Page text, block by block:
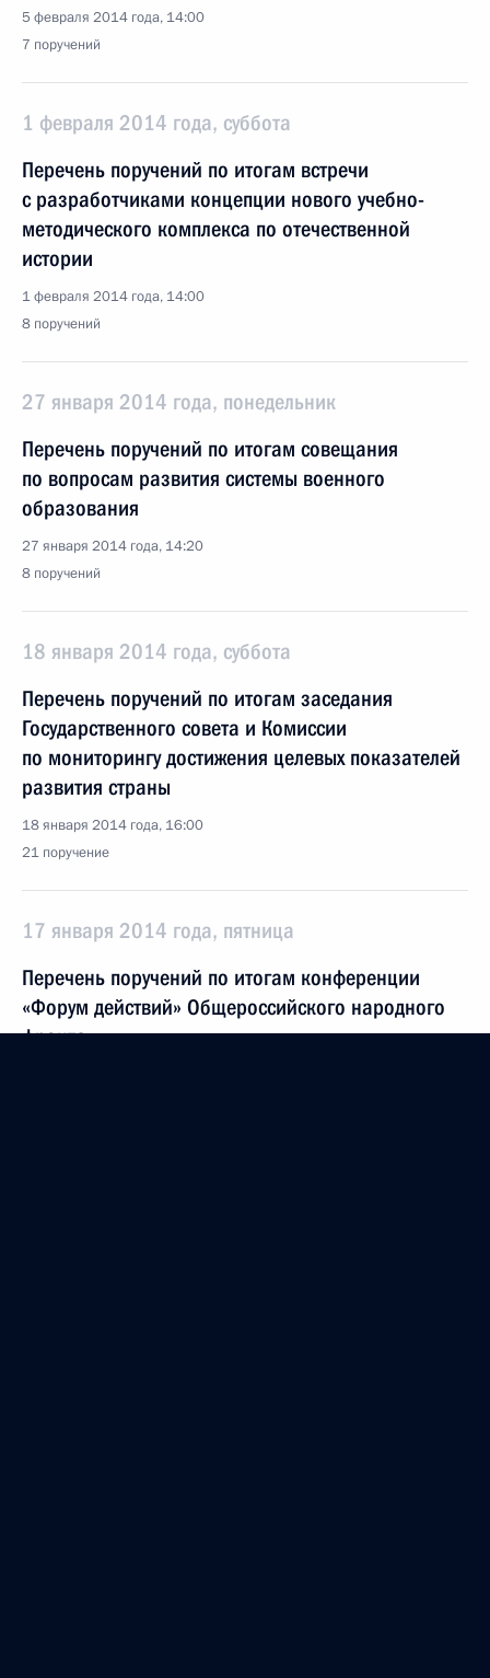
5 февраля 2014 года, 14:00
7 поручений
1 февраля 2014 года, суббота
Перечень поручений по итогам встречи
с разработчиками концепции нового учебно-
методического комплекса по отечественной
истории
1 февраля 2014 года, 14:00
8 поручений
27 января 2014 года, понедельник
Перечень поручений по итогам совещания
по вопросам развития системы военного
образования
27 января 2014 года, 14:20
8 поручений
18 января 2014 года, суббота
Перечень поручений по итогам заседания
Государственного совета и Комиссии
по мониторингу достижения целевых показателей
развития страны
18 января 2014 года, 16:00
21 поручение
17 января 2014 года, пятница
Перечень поручений по итогам конференции
«Форум действий» Общероссийского народного
фронта